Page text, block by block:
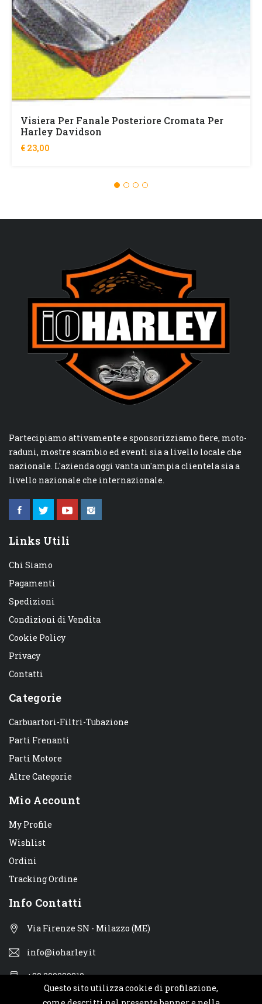
Visiera Per Fanale Posteriore Cromata Per
Harley Davidson
€ 23,00
Partecipiamo attivamente e sponsorizziamo fiere, moto-
raduni, mostre scambio ed eventi sia a livello locale che
nazionale. L'azienda oggi vanta un'ampia clientela sia a
livello nazionale che internazionale.
Links Utili
Chi Siamo
Pagamenti
Spedizioni
Condizioni di Vendita
Cookie Policy
Privacy
Contatti
Categorie
Carbuartori-Filtri-Tubazione
Parti Frenanti
Parti Motore
Altre Categorie
Mio Account
My Profile
Wishlist
Ordini
Tracking Ordine
Info Contatti
Via Firenze SN - Milazzo (ME)
info@ioharley.it
+39 090930310
Questo sito utilizza cookie di profilazione,